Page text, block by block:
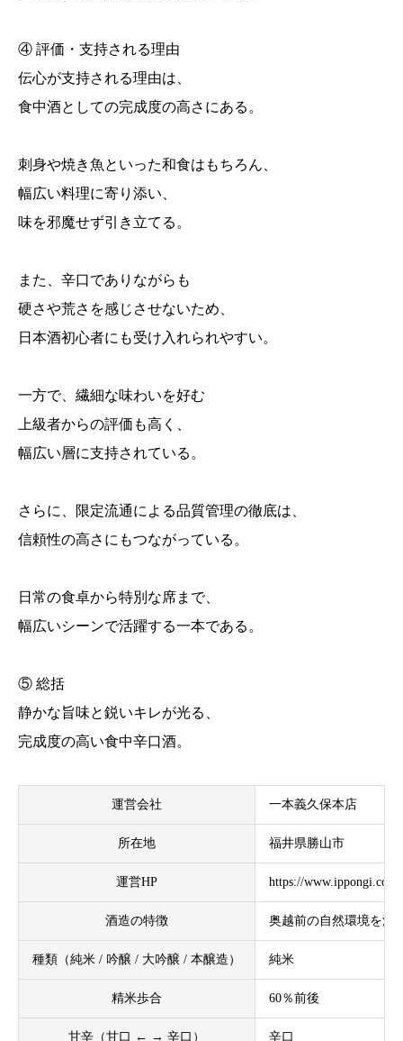
④ 評価・支持される理由
伝心が支持される理由は、
食中酒としての完成度の高さにある。
刺身や焼き魚といった和食はもちろん、
幅広い料理に寄り添い、
味を邪魔せず引き立てる。
また、辛口でありながらも
硬さや荒さを感じさせないため、
日本酒初心者にも受け入れられやすい。
一方で、繊細な味わいを好む
上級者からの評価も高く、
幅広い層に支持されている。
さらに、限定流通による品質管理の徹底は、
信頼性の高さにもつながっている。
日常の食卓から特別な席まで、
幅広いシーンで活躍する一本である。
⑤ 総括
静かな旨味と鋭いキレが光る、
完成度の高い食中辛口酒。
運営会社 一本義久保本店
所在地 福井県勝山市
運営HP https://
酒造の特徴 奥越前の自然環境を活
種類（純米 / 吟醸 / 大吟醸 / 本醸造） 純米
精米歩合 60％前後
甘辛（甘口 ← → 辛口） 辛口